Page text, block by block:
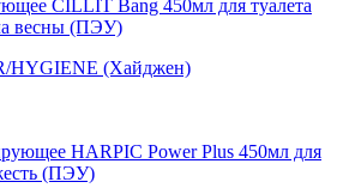
CILLIT Bang 450мл для туалета
весны (ПЭУ)
HYGIENE (Хайджен)